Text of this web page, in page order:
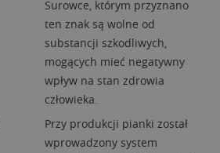
Surowce, którym przyznano
ten znak są wolne od
substancji szkodliwych,
mogących mieć negatywny
wpływ na stan zdrowia
człowieka.
Przy produkcji pianki został
wprowadzony system